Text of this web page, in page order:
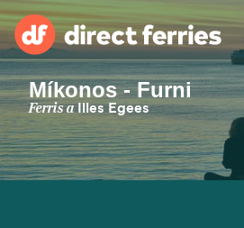
Països
Bitllets de Ferry
Míkonos - Furni
Ferris aIlles Egees